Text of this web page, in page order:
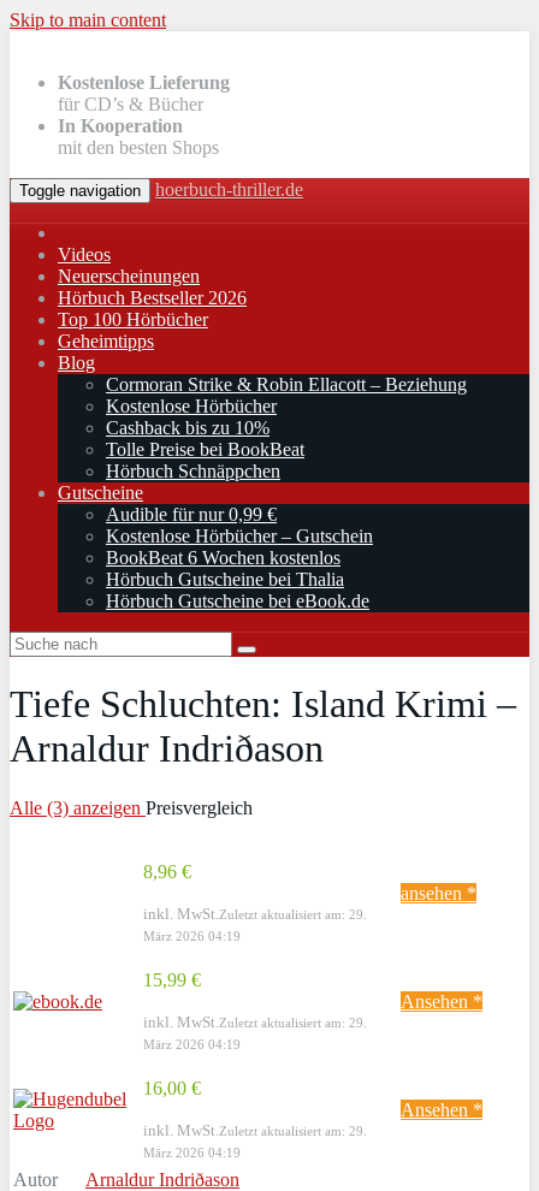
Skip to main content
Kostenlose Lieferung
für CD’s & Bücher
In Kooperation
mit den besten Shops
Toggle navigation hoerbuch-thriller.de
Videos
Neuerscheinungen
Hörbuch Bestseller 2026
Top 100 Hörbücher
Geheimtipps
Blog
Cormoran Strike & Robin Ellacott – Beziehung
Kostenlose Hörbücher
Cashback bis zu 10%
Tolle Preise bei BookBeat
Hörbuch Schnäppchen
Gutscheine
Audible für nur 0,99 €
Kostenlose Hörbücher – Gutschein
BookBeat 6 Wochen kostenlos
Hörbuch Gutscheine bei Thalia
Hörbuch Gutscheine bei eBook.de
Tiefe Schluchten: Island Krimi –
Arnaldur Indriðason
Alle (3) anzeigen Preisvergleich
8,96 €
inkl. MwSt. Zuletzt aktualisiert am: 29.
März 2026 04:19
ansehen *
15,99 €
inkl. MwSt. Zuletzt aktualisiert am: 29.
März 2026 04:19
Ansehen *
16,00 €
inkl. MwSt. Zuletzt aktualisiert am: 29.
März 2026 04:19
Ansehen *
Autor
Arnaldur Indriðason